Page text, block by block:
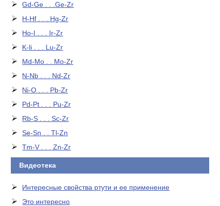
Gd-Ge . . .Ge-Zr
H-Hf . . . Hg-Zr
Ho-I . . . Ir-Zr
K-li . . . Lu-Zr
Md-Mo . . Mo-Zr
N-Nb . . . Nd-Zr
Ni-O . . . Pb-Zr
Pd-Pt . . . Pu-Zr
Rb-S . . . Sc-Zr
Se-Sn . . Tl-Zn
Tm-V . . . Zn-Zr
Видеотека
Интересные свойства ртути и ее применение
Это интересно